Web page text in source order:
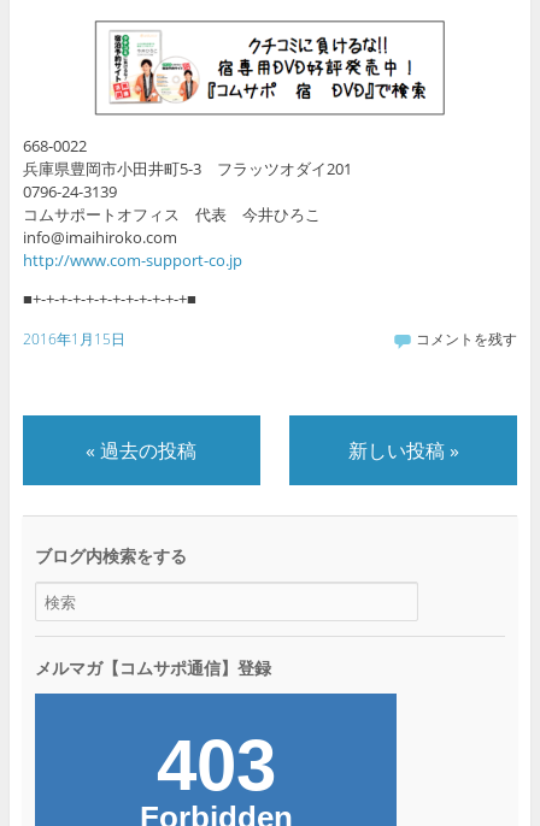
668-0022
兵庫県豊岡市小田井町5-3 フラッツオダイ201
0796-24-3139
コムサポートオフィス 代表 今井ひろこ
info@imaihiroko.com
http://www.com-support-co.jp
■+-+-+-+-+-+-+-+-+-+-+-+■
2016年1月15日 コメントを残す
« 過去の投稿 新しい投稿»
ブログ内検索をする
メルマガ【コムサポ通信】登録